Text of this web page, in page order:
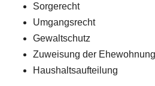
Sorgerecht
Umgangsrecht
Gewaltschutz
Zuweisung der Ehewohnung
Haushaltsaufteilung